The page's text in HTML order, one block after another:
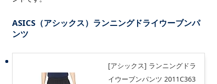
ASICS（アシックス）ランニングドライウーブンパ
ンツ
[アシックス] ランニングドラ
イウーブンパンツ 2011C363